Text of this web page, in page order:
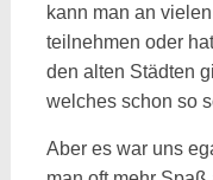
kann man an
teilnehmen oder
den alten Städten
welches schon so
Aber es war uns